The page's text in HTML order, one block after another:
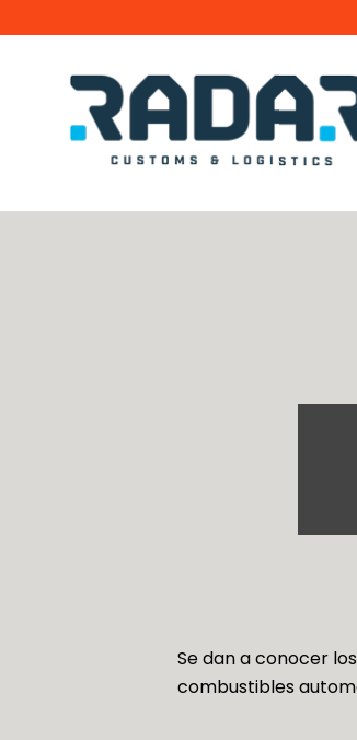
Se dan a conocer
combustibles